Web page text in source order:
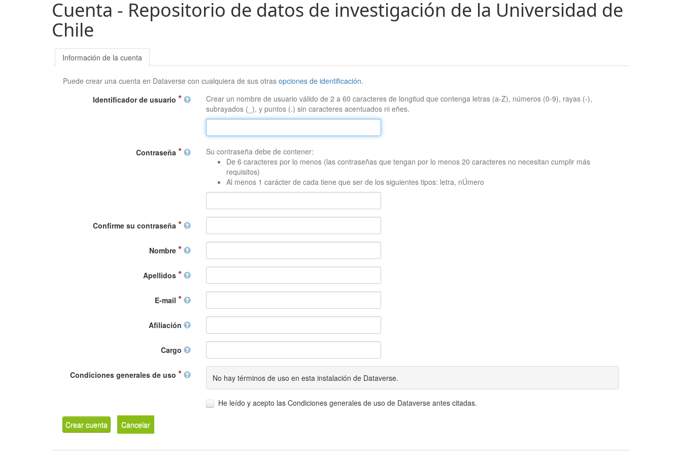
Cuenta - Repositorio de datos de investigación de la Universidad de
Chile
Información de la cuenta
Puede crear una cuenta en Dataverse con cualquiera de sus otrasopciones de identificación.
Identificador de usuario
Crear un nombre de usuario válido de 2 a 60 caracteres de longitud que contenga letras (a-Z), números (0-9), rayas (-),
subrayados (_), y puntos (.) sin caracteres acentuados ni eñes.
Contraseña
Su contraseña debe de contener:
De 6 caracteres por lo menos (las contraseñas que tengan por lo menos 20 caracteres no necesitan cumplir más
requisitos)
Al menos 1 carácter de cada tiene que ser de los siguientes tipos: letra, nÚmero
Confirme su contraseña
Nombre
Apellidos
E-mail
Afiliación
Cargo
Condiciones generales de uso No hay términos de uso en esta instalación de Dataverse.
He leído y acepto las Condiciones generales de uso de Dataverse antes citadas.
Crear cuenta Cancelar